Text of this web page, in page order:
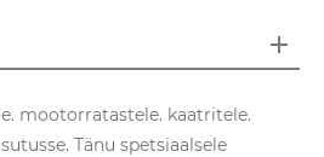
mootorratastele. kaatritele.
Tänu spetsiaalsele